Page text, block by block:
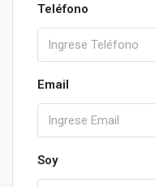
Teléfono
Email
Soy